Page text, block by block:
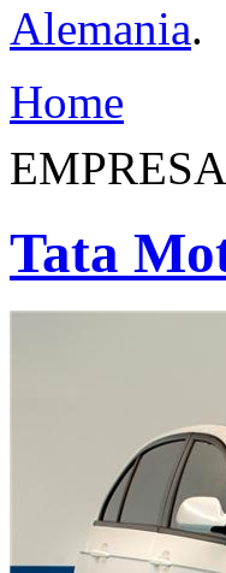
Alemania.
Home
Tata